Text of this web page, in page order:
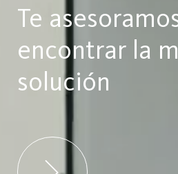
Te
encontrar la
solución